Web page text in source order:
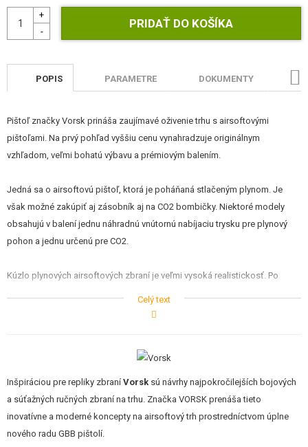
KONTAKT
POPIS PARAMETRE DOKUMENTY
Pištoľ značky Vorsk prináša zaujímavé oživenie trhu s airsoftovými
pištoľami. Na prvý pohľad vyššiu cenu vynahradzuje originálnym
vzhľadom, veľmi bohatú výbavu a prémiovým balením.
Jedná sa o airsoftovú pištoľ, ktorá je poháňaná stlačeným plynom. Je
však možné zakúpiť aj zásobník aj na CO2 bombičky. Niektoré modely
obsahujú v balení jednu náhradnú vnútornú nabíjaciu trysku pre plynový
pohon a jednu určenú pre CO2.
Kúzlo plynových airsoftových zbraní je veľmi vysoká realistickosť. Po
sprevádzané typickým kovovým klapnutím. Pri každom výstrele dochádza
Styčné plochy pohyblivých dielov je vhodné udržiavať bez nečistôt a
namazané silikónovou vazelínou alebo silikónovým olejom.
Celý text
Inšpiráciou pre repliky zbraní Vorsk sú návrhy najpokročilejších bojových
a súťažných ručných zbraní na trhu. Značka VORSK prenáša tieto
inovatívne a moderné koncepty na airsoftový trh prostredníctvom úplne
nového radu GBB pištolí.